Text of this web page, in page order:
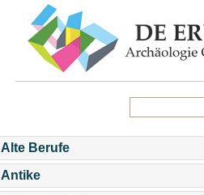
Alte Berufe
Antike